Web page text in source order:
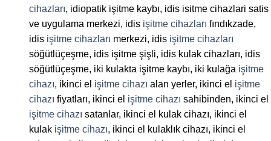
cihazları, idiopatik işitme kaybı, idis isitme cihazlari satis
ve uygulama merkezi, idis işitme cihazları fındıkzade,
idis işitme cihazları merkezi, idis işitme cihazları
söğütlüçeşme, idis işitme şişli, idis kulak cihazları, idis
söğütlüçeşme, iki kulakta işitme kaybı, iki kulağa işitme
cihazı, ikinci el işitme cihazı alan yerler, ikinci el işitme
cihazı fiyatları, ikinci el işitme cihazı sahibinden, ikinci el
işitme cihazı satanlar, ikinci el kulak cihazı, ikinci el
kulak işitme cihazı, ikinci el kulaklık cihazı, ikinci el